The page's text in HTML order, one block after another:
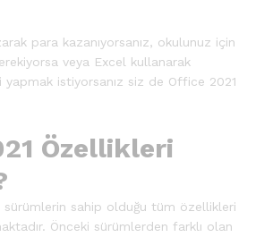
para kazanıyorsanız, okulunuz için
veya Excel kullanarak
yapmak istiyorsanız siz de Office 2021
Özellikleri
sürümlerin sahip olduğu tüm özellikleri
Önceki sürümlerden farklı olan